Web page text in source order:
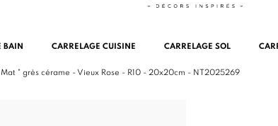
BAIN CARRELAGE CUISINE CARRELAGE SOL
" grès cérame - Vieux Rose - R10 - 20x20cm - NT2025269